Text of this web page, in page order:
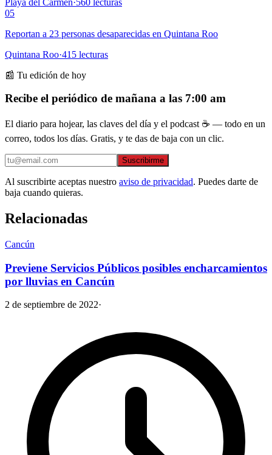
05
Reportan a 23 personas desaparecidas en Quintana Roo
Quintana Roo·415 lecturas
📰 Tu edición de hoy
Recibe el periódico de mañana a las 7:00 am
El diario para hojear, las claves del día y el podcast ☕ — todo en un
correo, todos los días. Gratis, y te das de baja con un clic.
Suscribirme
Al suscribirte aceptas nuestro aviso de privacidad. Puedes darte de
baja cuando quieras.
Relacionadas
Cancún
Previene Servicios Públicos posibles encharcamientos
por lluvias en Cancún
2 de septiembre de 2022·